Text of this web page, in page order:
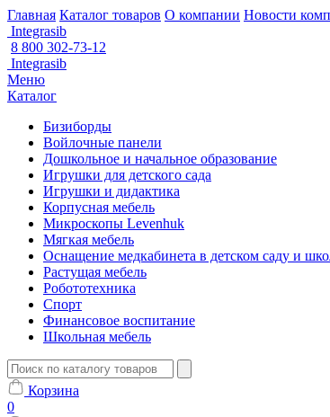
Главная Каталог товаров О компании Новости
Integrasib
8 800 302-73-12
Integrasib
Меню
Каталог
Бизиборды
Войлочные панели
Дошкольное и начальное образование
Игрушки для детского сада
Игрушки и дидактика
Корпусная мебель
Микроскопы Levenhuk
Мягкая мебель
Оснащение медкабинета в детском саду и
Растущая мебель
Робототехника
Спорт
Финансовое воспитание
Школьная мебель
Корзина
0